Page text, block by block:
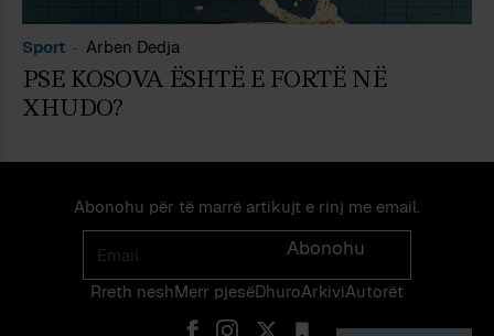
Sport Arben Dedja
PSE KOSOVA ËSHTË E FORTË NË
XHUDO?
Abonohu për të marrë artikujt e rinj me email.
Email
Abonohu
Rreth neshMerr pjes​​ë​DhuroArkiviAutorët